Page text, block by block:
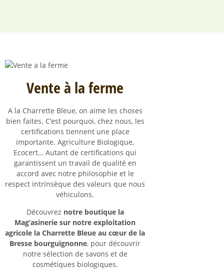
Vente à la ferme
A la Charrette Bleue, on aime les choses
bien faites. C’est pourquoi, chez nous, les
certifications tiennent une place
importante. Agriculture Biologique,
Ecocert… Autant de certifications qui
garantissent un travail de qualité en
accord avec notre philosophie et le
respect intrinsèque des valeurs que nous
véhiculons.
Découvrez notre boutique la
Mag’asinerie sur notre exploitation
agricole la Charrette Bleue au cœur de la
Bresse bourguignonne, pour découvrir
notre sélection de savons et de
cosmétiques biologiques.